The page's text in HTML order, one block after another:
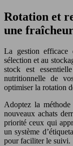
Rotation et
une
La gestion efficace
sélection et au
stock est
nutritionnelle de
optimiser la rotation
Adoptez la
nouveaux achats
priorité ceux qui
un système
pour faciliter le suivi.